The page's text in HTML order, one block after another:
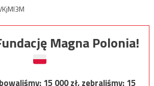
Magna Polonia!
15 000zł, zebraliśmy:15